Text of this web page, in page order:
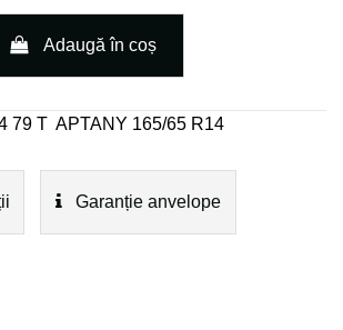
Adaugă în coș
79 T APTANY 165/65 R14
Garanție anvelope